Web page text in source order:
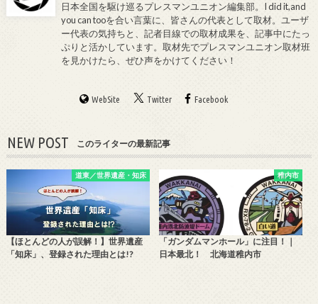
日本全国を駆け巡るプレスマンユニオン編集部。I did it,and
you can tooを合い言葉に、皆さんの代表として取材。ユーザ
ー代表の気持ちと、記者目線での取材成果を、記事中にたっ
ぷりと活かしています。取材先でプレスマンユニオン取材班
を見かけたら、ぜひ声をかけてください！
WebSite Twitter Facebook
NEW POST このライターの最新記事
道東／世界遺産・知床
【ほとんどの人が誤解！】世界遺産
「知床」、登録された理由とは!?
稚内市
「ガンダムマンホール」に注目！｜
日本最北！ 北海道稚内市